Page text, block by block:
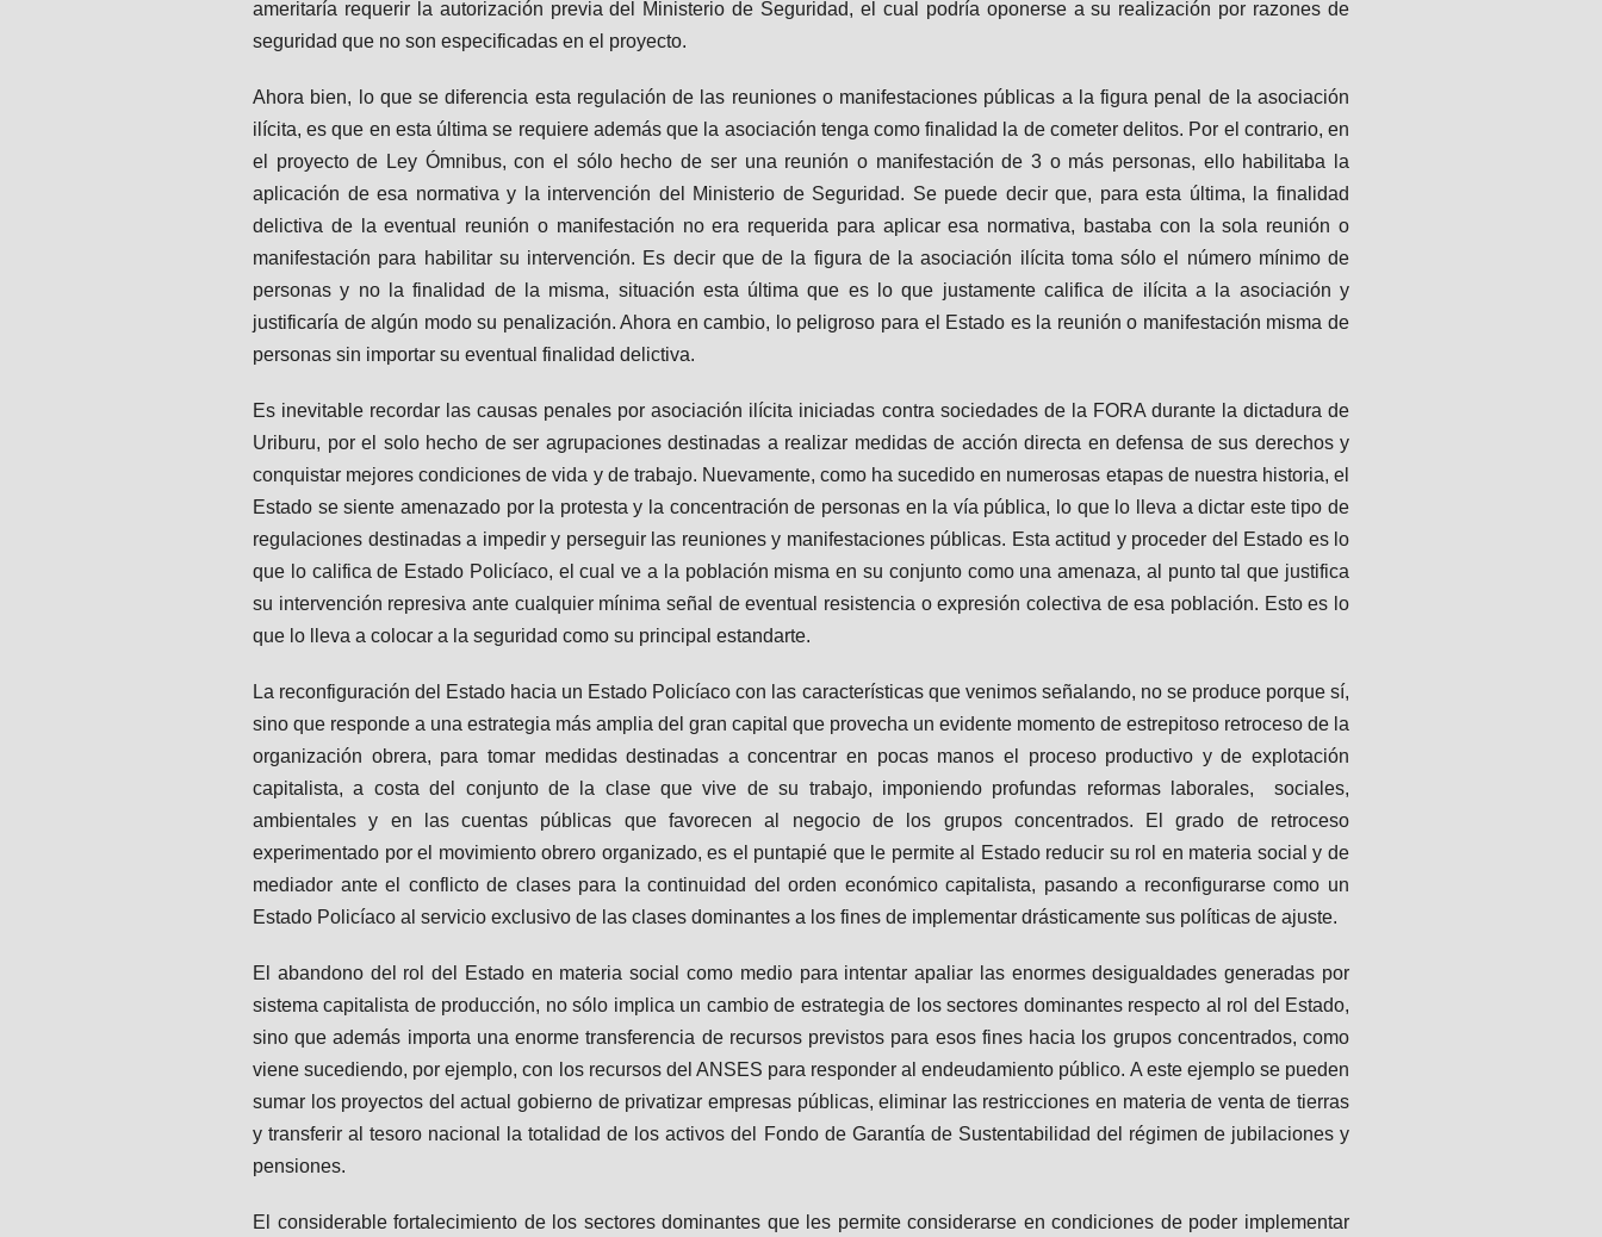
ameritaría requerir la autorización previa del Ministerio de Seguridad, el cual podría oponerse a su realización por razones de
seguridad que no son especificadas en el proyecto.
Ahora bien, lo que se diferencia esta regulación de las reuniones o manifestaciones públicas a la figura penal de la asociación
ilícita, es que en esta última se requiere además que la asociación tenga como finalidad la de cometer delitos. Por el contrario, en
el proyecto de Ley Ómnibus, con el sólo hecho de ser una reunión o manifestación de 3 o más personas, ello habilitaba la
aplicación de esa normativa y la intervención del Ministerio de Seguridad. Se puede decir que, para esta última, la finalidad
delictiva de la eventual reunión o manifestación no era requerida para aplicar esa normativa, bastaba con la sola reunión o
manifestación para habilitar su intervención. Es decir que de la figura de la asociación ilícita toma sólo el número mínimo de
personas y no la finalidad de la misma, situación esta última que es lo que justamente califica de ilícita a la asociación y
justificaría de algún modo su penalización. Ahora en cambio, lo peligroso para el Estado es la reunión o manifestación misma de
personas sin importar su eventual finalidad delictiva.
Es inevitable recordar las causas penales por asociación ilícita iniciadas contra sociedades de la FORA durante la dictadura de
Uriburu, por el solo hecho de ser agrupaciones destinadas a realizar medidas de acción directa en defensa de sus derechos y
conquistar mejores condiciones de vida y de trabajo. Nuevamente, como ha sucedido en numerosas etapas de nuestra historia, el
Estado se siente amenazado por la protesta y la concentración de personas en la vía pública, lo que lo lleva a dictar este tipo de
regulaciones destinadas a impedir y perseguir las reuniones y manifestaciones públicas. Esta actitud y proceder del Estado es lo
que lo califica de Estado Policíaco, el cual ve a la población misma en su conjunto como una amenaza, al punto tal que justifica
su intervención represiva ante cualquier mínima señal de eventual resistencia o expresión colectiva de esa población. Esto es lo
que lo lleva a colocar a la seguridad como su principal estandarte.
La reconfiguración del Estado hacia un Estado Policíaco con las características que venimos señalando, no se produce porque sí,
sino que responde a una estrategia más amplia del gran capital que provecha un evidente momento de estrepitoso retroceso de la
organización obrera, para tomar medidas destinadas a concentrar en pocas manos el proceso productivo y de explotación
capitalista, a costa del conjunto de la clase que vive de su trabajo, imponiendo profundas reformas laborales, sociales,
ambientales y en las cuentas públicas que favorecen al negocio de los grupos concentrados. El grado de retroceso
experimentado por el movimiento obrero organizado, es el puntapié que le permite al Estado reducir su rol en materia social y de
mediador ante el conflicto de clases para la continuidad del orden económico capitalista, pasando a reconfigurarse como un
Estado Policíaco al servicio exclusivo de las clases dominantes a los fines de implementar drásticamente sus políticas de ajuste.
El abandono del rol del Estado en materia social como medio para intentar apaliar las enormes desigualdades generadas por
sistema capitalista de producción, no sólo implica un cambio de estrategia de los sectores dominantes respecto al rol del Estado,
sino que además importa una enorme transferencia de recursos previstos para esos fines hacia los grupos concentrados, como
viene sucediendo, por ejemplo, con los recursos del ANSES para responder al endeudamiento público. A este ejemplo se pueden
sumar los proyectos del actual gobierno de privatizar empresas públicas, eliminar las restricciones en materia de venta de tierras
y transferir al tesoro nacional la totalidad de los activos del Fondo de Garantía de Sustentabilidad del régimen de jubilaciones y
pensiones.
El considerable fortalecimiento de los sectores dominantes que les permite considerarse en condiciones de poder implementar